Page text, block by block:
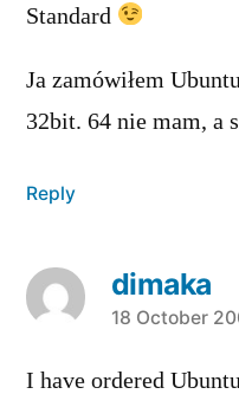
Standard
Ja zamówiłem
32bit. 64 nie mam, a
Reply
dimaka
says:
18 October
I have ordered